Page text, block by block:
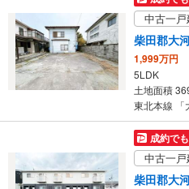
中古一戸
柴田郡大
1,999万円
5LDK
土地面積
東北本線 「
成約で
中古一戸
柴田郡大